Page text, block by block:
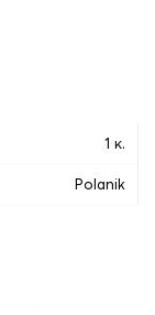
1 κ.
Polanik